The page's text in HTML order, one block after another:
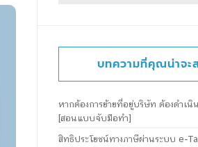
บทความที่คุณน่าจะ
หากต้องการย้ายที่อยู่บริษัท ต้องดำเนิน
[สอนแบบจับมือทำ]
สิทธิประโยชน์ทางภาษีผ่านระบบ e-